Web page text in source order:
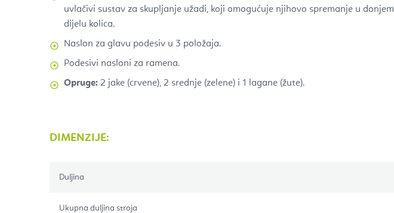
uvlačivi sustav za skupljanje užadi, koji omogućuje njihovo spremanje u donjem
dijelu kolica.
Naslon za glavu podesiv u 3 položaja.
Podesivi nasloni za ramena.
Opruge: 2 jake (crvene), 2 srednje (zelene) i 1 lagane (žute).
DIMENZIJE:
Duljina
Ukupna duljina stroja